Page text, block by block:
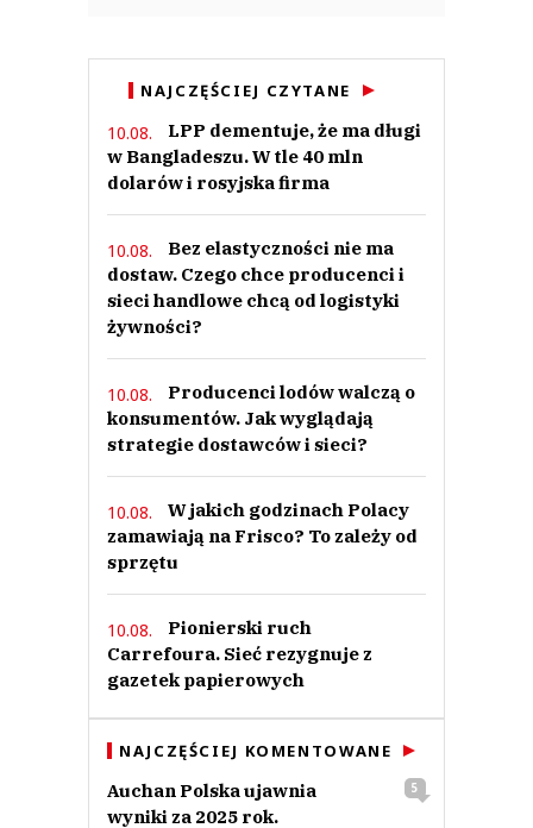
NAJCZĘŚCIEJ CZYTANE
10.08.
LPP dementuje, że ma długi
w Bangladeszu. W tle 40 mln
dolarów i rosyjska firma
10.08.
Bez elastyczności nie ma
dostaw. Czego chce producenci i
sieci handlowe chcą od logistyki
żywności?
10.08.
Producenci lodów walczą o
konsumentów. Jak wyglądają
strategie dostawców i sieci?
10.08.
W jakich godzinach Polacy
zamawiają na Frisco? To zależy od
sprzętu
10.08.
Pionierski ruch
Carrefoura. Sieć rezygnuje z
gazetek papierowych
NAJCZĘŚCIEJ KOMENTOWANE
Auchan Polska ujawnia
wyniki za 2025 rok.
5